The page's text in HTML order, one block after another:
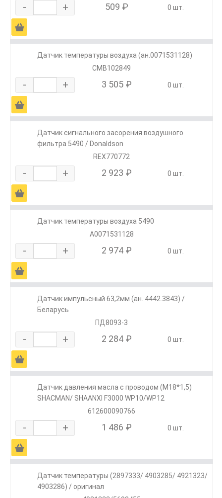
- + 509 ₽ 0 шт.
Ä
Датчик температуры воздуха (ан.0071531128)
CMB102849
- + 3 505 ₽ 0 шт.
Ä
Датчик сигнального засорения воздушного
фильтра 5490 / Donaldson
REX770772
- + 2 923 ₽ 0 шт.
Ä
Датчик температуры воздуха 5490
A0071531128
- + 2 974 ₽ 0 шт.
Ä
Датчик импульсный 63,2мм (ан. 4442.3843) /
Беларусь
ПД8093-3
- + 2 284 ₽ 0 шт.
Ä
Датчик давления масла с проводом (М18*1,5)
SHACMAN/ SHAANXI F3000 WP10/WP12
612600090766
- + 1 486 ₽ 0 шт.
Ä
Датчик температуры (2897333/ 4903285/ 4921323/
4903286) / оригинал